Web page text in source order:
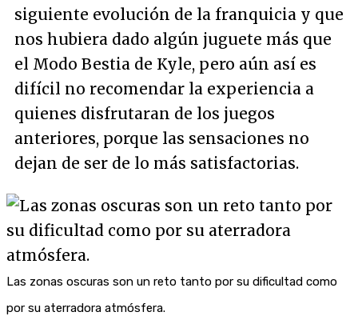
siguiente evolución de la franquicia y que
nos hubiera dado algún juguete más que
el Modo Bestia de Kyle, pero aún así es
difícil no recomendar la experiencia a
quienes disfrutaran de los juegos
anteriores, porque las sensaciones no
dejan de ser de lo más satisfactorias.
Las zonas oscuras son un reto tanto por su dificultad como
por su aterradora atmósfera.